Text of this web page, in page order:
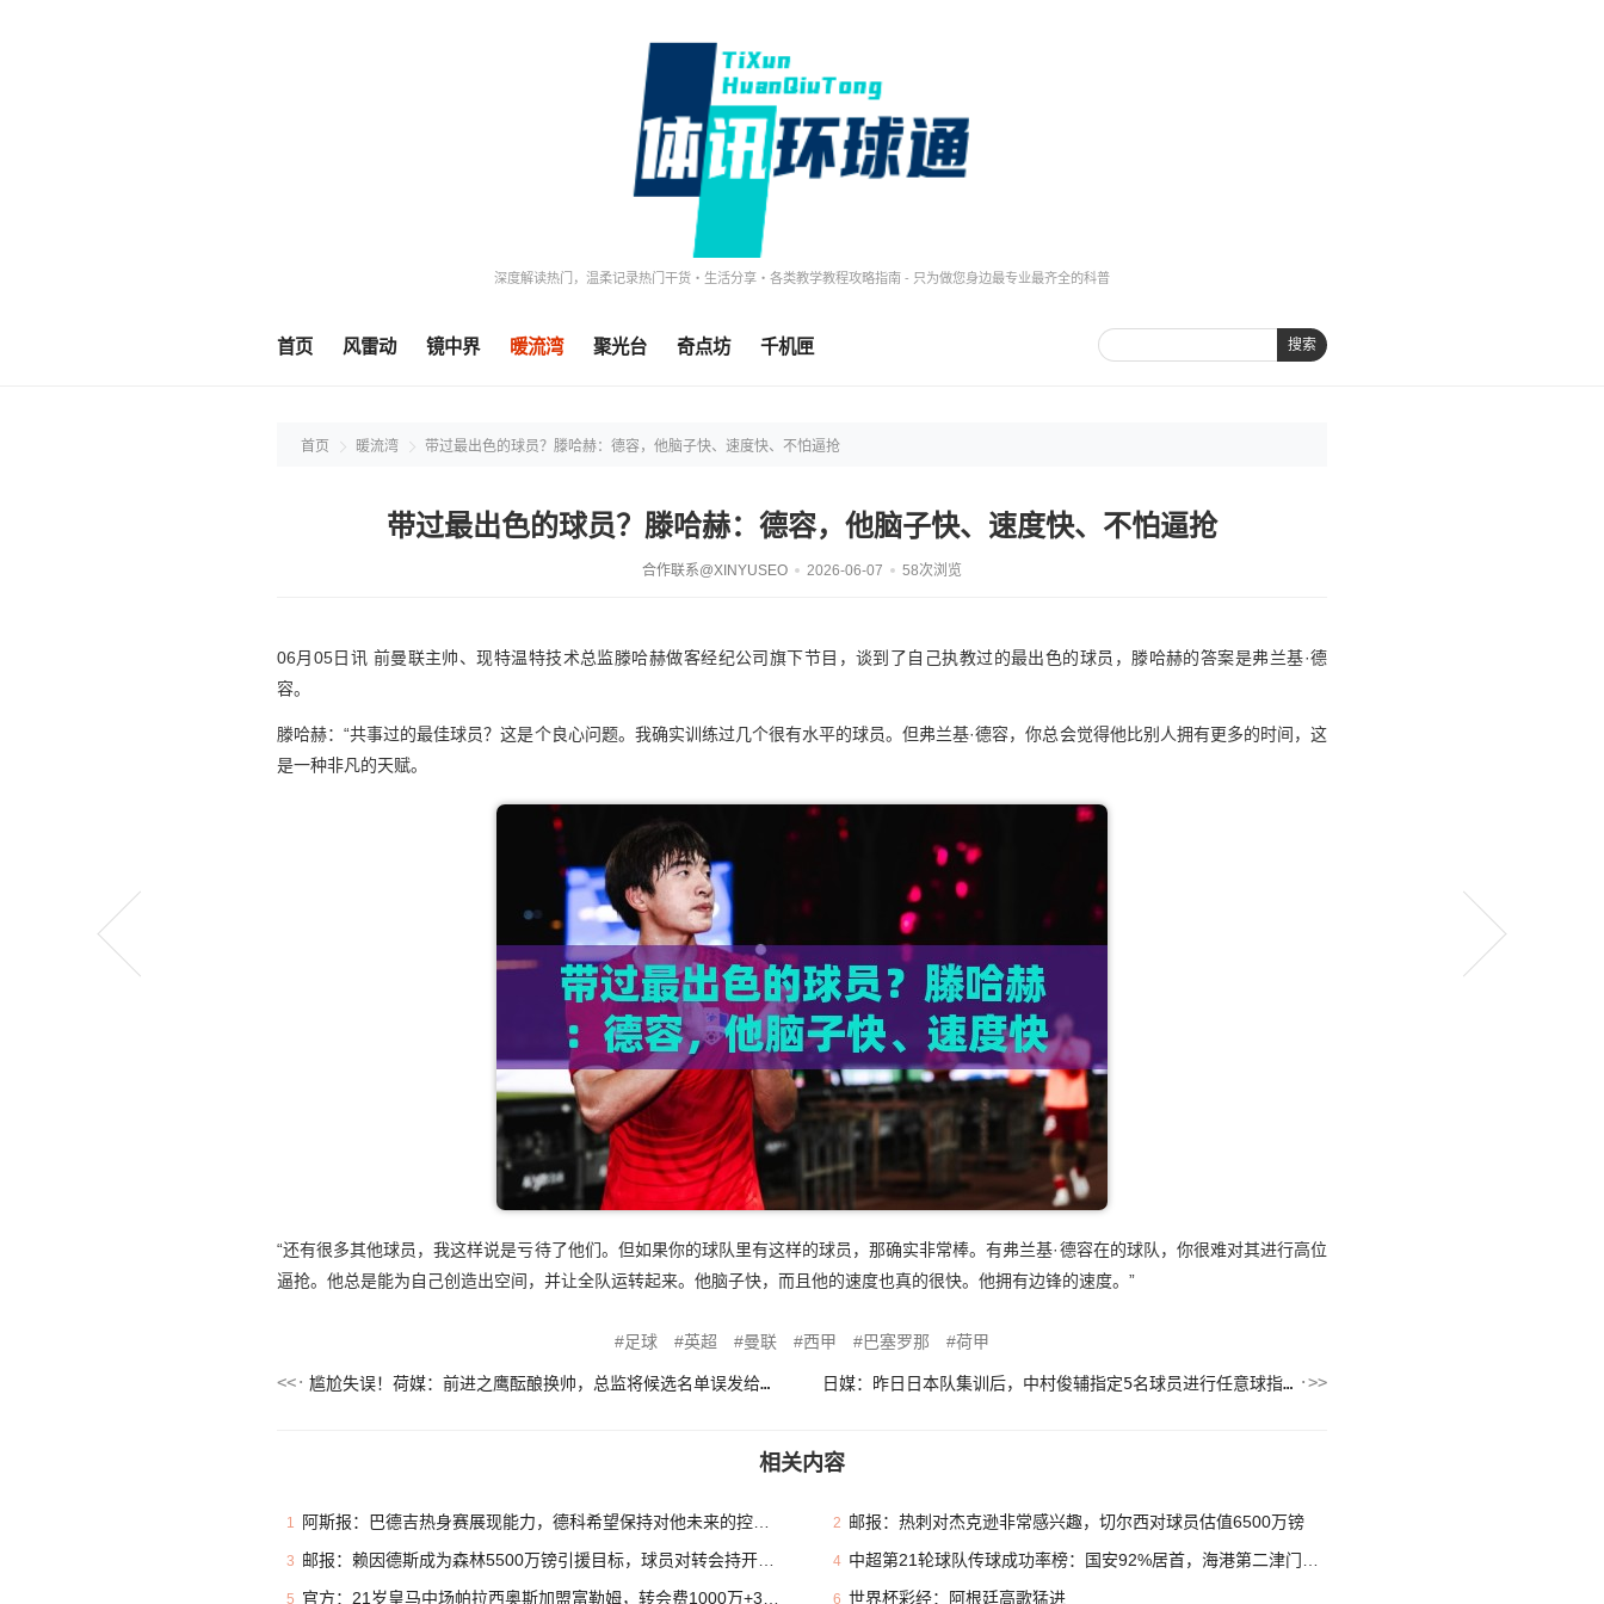
深度解读热门，温柔记录热门干货・生活分享・各类教学教程攻略指南 - 只为做您身边最专业最齐全的科普
首页 风雷动 镜中界 暖流湾 聚光台 奇点坊 千机匣 搜索
首页 暖流湾 带过最出色的球员？滕哈赫：德容，他脑子快、速度快、不怕逼抢
带过最出色的球员？滕哈赫：德容，他脑子快、速度快、不怕逼抢
合作联系@XINYUSEO 2026-06-07 58次浏览
06月05日讯 前曼联主帅、现特温特技术总监滕哈赫做客经纪公司旗下节目，谈到了自己执教过的最出色的球员，滕哈赫的答案是弗兰基·德
容。
滕哈赫：“共事过的最佳球员？这是个良心问题。我确实训练过几个很有水平的球员。但弗兰基·德容，你总会觉得他比别人拥有更多的时间，这
是一种非凡的天赋。
“还有很多其他球员，我这样说是亏待了他们。但如果你的球队里有这样的球员，那确实非常棒。有弗兰基·德容在的球队，你很难对其进行高位
逼抢。他总是能为自己创造出空间，并让全队运转起来。他脑子快，而且他的速度也真的很快。他拥有边锋的速度。”
足球 英超 曼联 西甲 巴塞罗那 荷甲
尴尬失误！荷媒：前进之鹰酝酿换帅，总监将候选名单误发给主教练 日媒：昨日日本队集训后，中村俊辅指定5名球员进行任意球指导
相关内容
1 阿斯报：巴德吉热身赛展现能力，德科希望保持对他未来的控制权 2 邮报：热刺对杰克逊非常感兴趣，切尔西对球员估值6500万镑
3 邮报：赖因德斯成为森林5500万镑引援目标，球员对转会持开放态度 4 中超第21轮球队传球成功率榜：国安92%居首，海港第二津门虎第三
5 官方：21岁皇马中场帕拉西奥斯加盟富勒姆，转会费1000万+30%二转 6 世界杯彩经：阿根廷高歌猛进